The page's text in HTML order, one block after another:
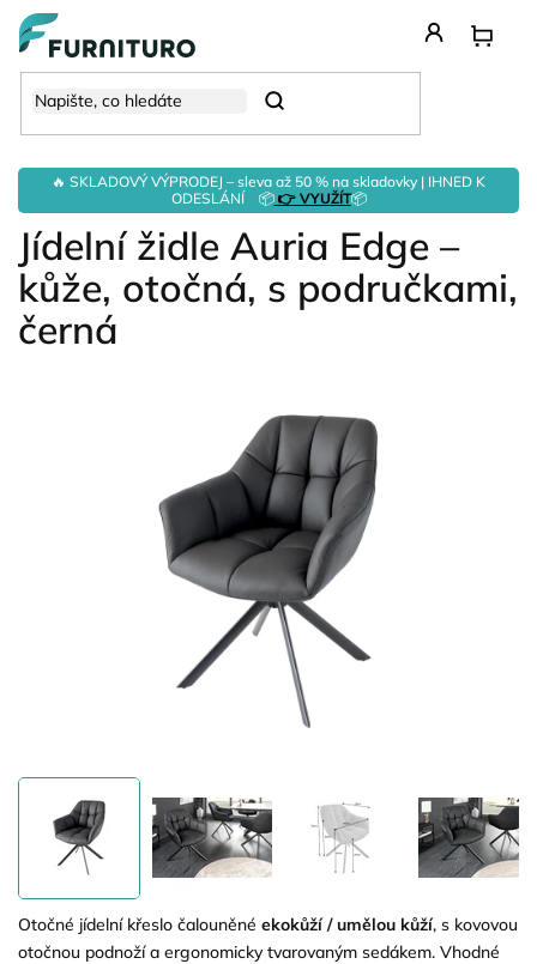
Přejít
obsah
🔥 SKLADOVÝ VÝPRODEJ – sleva až 50 % na skladovky | IHNED K
ODESLÁNÍ 📦👉 VYUŽÍT📦
Hledat
Jídelní židle Auria Edge –
kůže, otočná, s područkami,
černá
Otočné jídelní křeslo čalouněné ekokůží / umělou kůží, s kovovou
otočnou podnoží a ergonomicky tvarovaným sedákem. Vhodné